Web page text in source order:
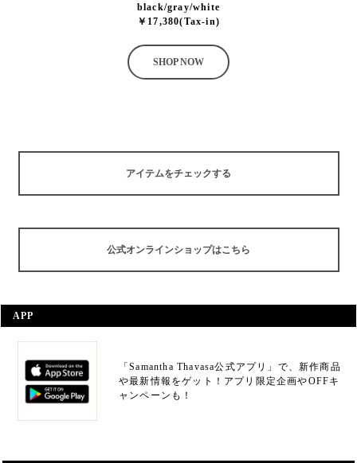
black/gray/white
￥17,380(Tax-in)
SHOP NOW
アイテムをチェックする
公式オンラインショップはこちら
APP
「Samantha Thavasa公式アプリ」で、新作商品
や最新情報をゲット！アプリ限定企画やOFFキ
ャンペーンも！